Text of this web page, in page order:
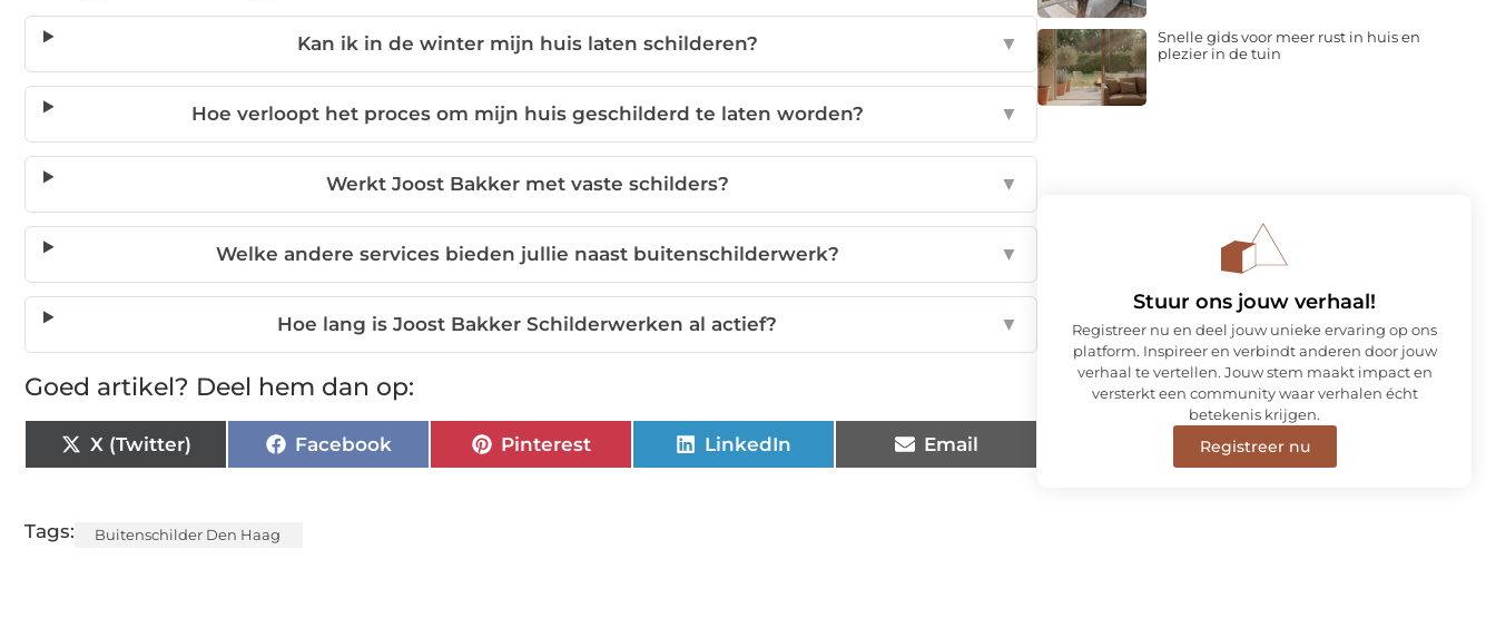
Kan ik in de winter mijn huis laten schilderen? ▼
Hoe verloopt het proces om mijn huis geschilderd te laten worden? ▼
Werkt Joost Bakker met vaste schilders? ▼
Welke andere services bieden jullie naast buitenschilderwerk? ▼
Hoe lang is Joost Bakker Schilderwerken al actief? ▼
Goed artikel? Deel hem dan op:
X (Twitter) Facebook Pinterest LinkedIn Email
Tags: Buitenschilder Den Haag
Snelle gids voor meer rust in huis en
plezier in de tuin
Stuur ons jouw verhaal!
Registreer nu en deel jouw unieke ervaring op ons
platform. Inspireer en verbindt anderen door jouw
verhaal te vertellen. Jouw stem maakt impact en
versterkt een community waar verhalen écht
betekenis krijgen.
Registreer nu